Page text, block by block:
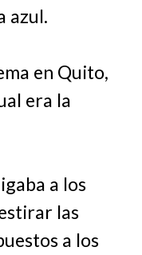
azul.
en Quito,
era la
a los
las
a los